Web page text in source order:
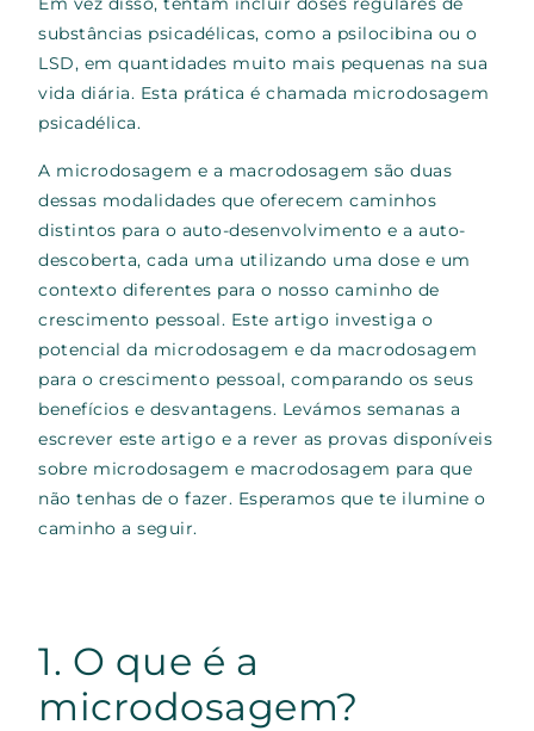
substâncias psicadélicas, como a psilocibina ou o
LSD, em quantidades muito mais pequenas na sua
vida diária. Esta prática é chamada microdosagem
psicadélica.
A microdosagem e a macrodosagem são duas
dessas modalidades que oferecem caminhos
distintos para o auto-desenvolvimento e a auto-
descoberta, cada uma utilizando uma dose e um
contexto diferentes para o nosso caminho de
crescimento pessoal. Este artigo investiga o
potencial da microdosagem e da macrodosagem
para o crescimento pessoal, comparando os seus
benefícios e desvantagens. Levámos semanas a
escrever este artigo e a rever as provas disponíveis
sobre microdosagem e macrodosagem para que
não tenhas de o fazer. Esperamos que te ilumine o
caminho a seguir.
1. O que é a
microdosagem?